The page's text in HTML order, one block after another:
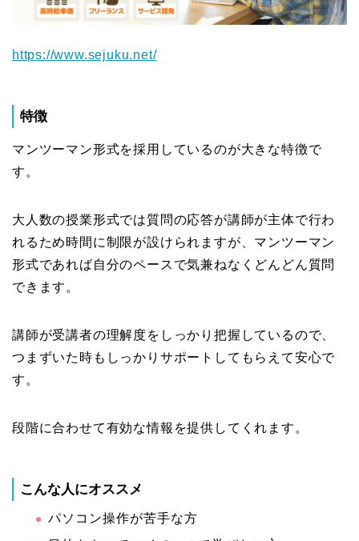
https://www.sejuku.net/
特徴
マンツーマン形式を採用しているのが大きな特徴で
す。
大人数の授業形式では質問の応答が講師が主体で行わ
れるため時間に制限が設けられますが、マンツーマン
形式であれば自分のペースで気兼ねなくどんどん質問
できます。
講師が受講者の理解度をしっかり把握しているので、
つまずいた時もしっかりサポートしてもらえて安心で
す。
段階に合わせて有効な情報を提供してくれます。
こんな人にオススメ
パソコン操作が苦手な方